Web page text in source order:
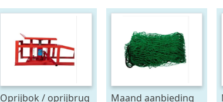
Oprijbok / oprijbrug Maand aanbieding